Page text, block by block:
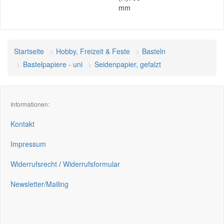
mm
Startseite Hobby, Freizeit & Feste
Basteln
Bastelpapiere - uni
Seidenpapier, gefalzt
Informationen:
Kontakt
Impressum
Widerrufsrecht / Widerrufsformular
Newsletter/Mailing